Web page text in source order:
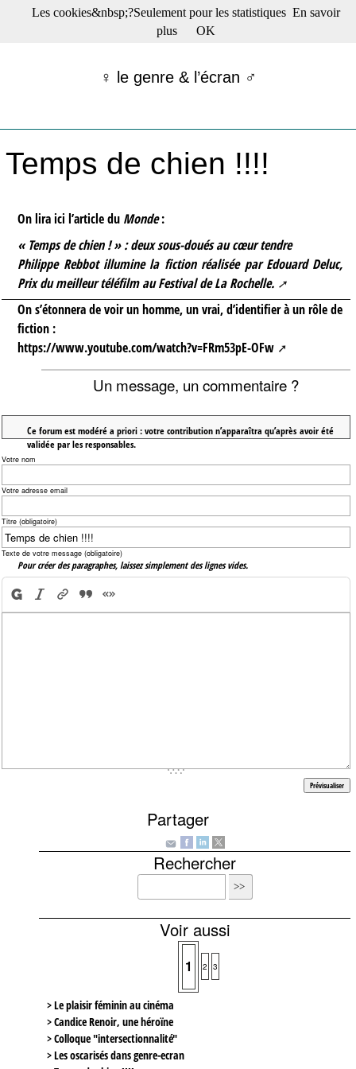
☰ Menu
Films récents
Tribunes
Bloc-notes
Actu : "La Nouvelle Vague"
♀ le genre & l’écran ♂
Temps de chien !!!!
On lira ici l’article du Monde:
« Temps de chien ! » : deux sous-doués au cœur tendre
Philippe Rebbot illumine la fiction réalisée par Edouard Deluc,
Prix du meilleur téléfilm au Festival de La Rochelle.
On s’étonnera de voir un homme, un vrai, d’identifier à un rôle de
fiction :
https://www.youtube.com/watch?v=FRm53pE-OFw
Un message, un commentaire ?
Ce forum est modéré a priori : votre contribution n’apparaîtra qu’après avoir été
validée par les responsables.
Votre nom
Votre adresse email
Titre (obligatoire)
Texte de votre message (obligatoire)
Pour créer des paragraphes, laissez simplement des lignes vides.
Partager
Rechercher
Voir aussi
1 2 3
> Le plaisir féminin au cinéma
> Candice Renoir, une héroïne
> Colloque "intersectionnalité"
> Les oscarisés dans genre-ecran
Les cookies&nbsp;?Seulement pour les statistiques En savoir
plus
OK